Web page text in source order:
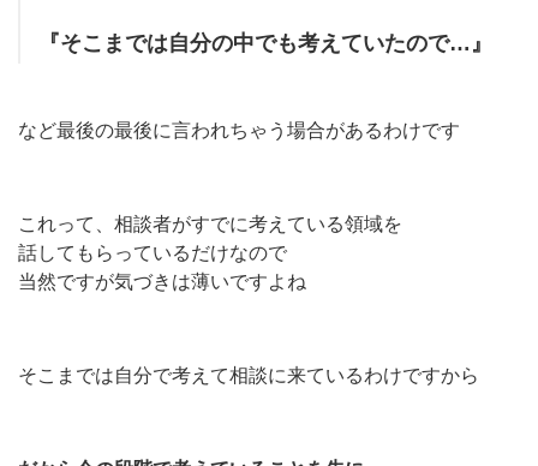
『そこまでは自分の中でも考えていたので…』
など最後の最後に言われちゃう場合があるわけです
これって、相談者がすでに考えている領域を
話してもらっているだけなので
当然ですが気づきは薄いですよね
そこまでは自分で考えて相談に来ているわけですから